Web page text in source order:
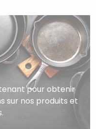
pour obtenir
sur nos produits et